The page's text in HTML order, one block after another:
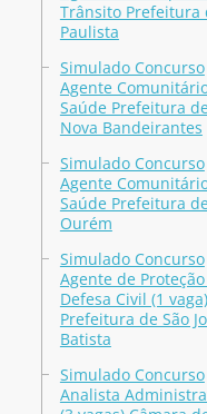
Trânsito Prefeitura
Paulista
Simulado Concurso
Agente
Saúde Prefeitura
Nova Bandeirantes
Simulado Concurso
Agente
Saúde Prefeitura
Ourém
Simulado Concurso
Agente de
Defesa Civil (1 vaga)
Prefeitura de São
Batista
Simulado Concurso
Analista